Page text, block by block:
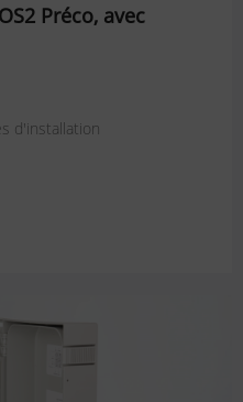
Préco, avec
d'installation